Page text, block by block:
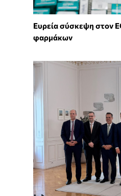
Ευρεία σύσκεψη στον
φαρμάκων